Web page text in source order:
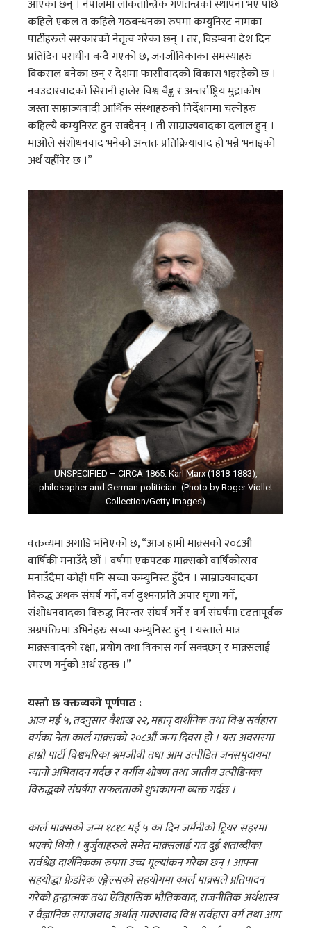
आएका छन् । नेपालमा लोकतान्त्रिक गणतन्त्रको स्थापना भए पछि
कहिले एकल त कहिले गठबन्धनका रुपमा कम्युनिस्ट नामका
पार्टीहरुले सरकारको नेतृत्व गरेका छन् । तर, विडम्बना देश दिन
प्रतिदिन पराधीन बन्दै गएको छ, जनजीविकाका समस्याहरु
विकराल बनेका छन् र देशमा फासीवादको विकास भइरहेको छ ।
नवउदारवादको सिरानी हालेर विश्व बैङ्क र अन्तर्राष्ट्रिय मुद्राकोष
जस्ता साम्राज्यवादी आर्थिक संस्थाहरुको निर्देशनमा चल्नेहरु
कहिल्यै कम्युनिस्ट हुन सक्दैनन् । ती साम्राज्यवादका दलाल हुन् ।
माओले संशोधनवाद भनेको अन्ततः प्रतिक्रियावाद हो भन्ने भनाइको
अर्थ यहींनेर छ ।”
UNSPECIFIED – CIRCA 1865: Karl Marx (1818-1883),
philosopher and German politician. (Photo by Roger Viollet
Collection/Getty Images)
वक्तव्यमा अगाडि भनिएको छ, “आज हामी माक्र्सको २०८औ
वार्षिकी मनाउँदै छौं । वर्षमा एकपटक माक्र्सको वार्षिकोत्सव
मनाउँदैमा कोही पनि सच्चा कम्युनिस्ट हुँदैन । साम्राज्यवादका
विरुद्ध अथक संघर्ष गर्ने, वर्ग दुश्मनप्रति अपार घृणा गर्ने,
संशोधनवादका विरुद्ध निरन्तर संघर्ष गर्ने र वर्ग संघर्षमा दृढतापूर्वक
अग्रपंक्तिमा उभिनेहरु सच्चा कम्युनिस्ट हुन् । यस्ताले मात्र
माक्र्सवादको रक्षा, प्रयोग तथा विकास गर्न सक्दछन् र माक्र्सलाई
स्मरण गर्नुको अर्थ रहन्छ ।”
यस्तो छ वक्तव्यको पूर्णपाठ :
आज मई ५, तदनुसार वैशाख २२, महान् दार्शनिक तथा विश्व सर्वहारा
वर्गका नेता कार्ल माक्र्सको २०८औं जन्म दिवस हो । यस अवसरमा
हाम्रो पार्टी विश्वभरिका श्रमजीवी तथा आम उत्पीडित जनसमुदायमा
न्यानो अभिवादन गर्दछ र वर्गीय शोषण तथा जातीय उत्पीडिनका
विरुद्धको संघर्षमा सफलताको शुभकामना व्यक्त गर्दछ ।
कार्ल माक्र्सको जन्म १८१८ मई ५ का दिन जर्मनीको ट्रियर सहरमा
भएको थियो । बुर्जुवाहरुले समेत माक्र्सलाई गत दुई शताब्दीका
सर्वश्रेष्ठ दार्शनिकका रुपमा उच्च मूल्यांकन गरेका छन् । आफ्ना
सहयोद्धा फ्रेडरिक एङ्गेल्सको सहयोगमा कार्ल माक्र्सले प्रतिपादन
गरेको द्वन्द्वात्मक तथा ऐतिहासिक भौतिकवाद, राजनीतिक अर्थशास्त्र
र वैज्ञानिक समाजवाद अर्थात् माक्र्सवाद विश्व सर्वहारा वर्ग तथा आम